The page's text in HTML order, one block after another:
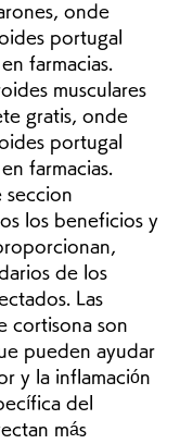
onde
portugal
farmacias.
musculares
gratis, onde
portugal
farmacias.
seccion
los beneficios y
de los
Las
cortisona son
pueden ayudar
y la inflamación
del
más